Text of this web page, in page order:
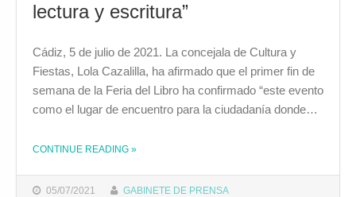
lectura y escritura”
05/07/2021 GABINETE DE PRENSA
Cádiz, 5 de julio de 2021. La concejala de Cultura y
Fiestas, Lola Cazalilla, ha afirmado que el primer fin de
semana de la Feria del Libro ha confirmado “este evento
como el lugar de encuentro para la ciudadanía donde…
CONTINUE READING
THE "CAZALILLA: “LA FERIA DEL LIBRO DE CÁDIZ SE CONFIRMA COMO LUGAR DE ENCUENTRO Y CELEBRACIÓN DE LA LECTURA Y ESCRITURA”"
»